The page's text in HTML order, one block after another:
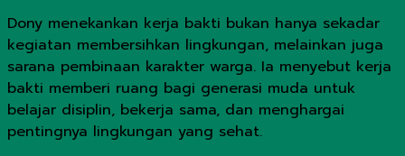
Dony menekankan kerja bakti bukan hanya sekadar
kegiatan membersihkan lingkungan, melainkan juga
sarana pembinaan karakter warga. Ia menyebut kerja
bakti memberi ruang bagi generasi muda untuk
belajar disiplin, bekerja sama, dan menghargai
pentingnya lingkungan yang sehat.